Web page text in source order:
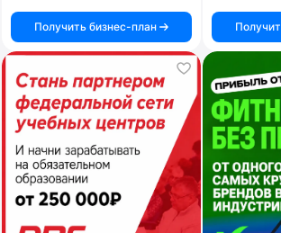
Получить бизнес-план